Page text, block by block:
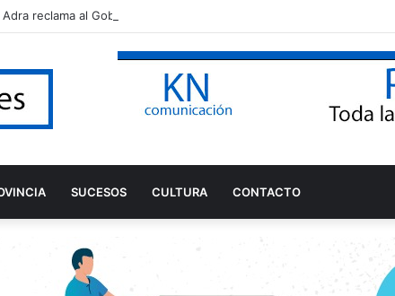
SUCESOS CULTURA CONTACTO